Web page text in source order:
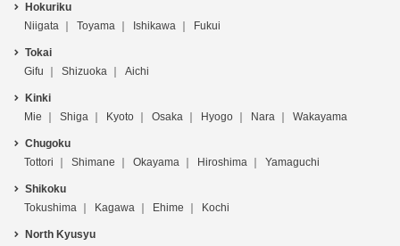
Hokuriku
Niigata
Toyama Ishikawa Fukui
Tokai
Gifu
Shizuoka Aichi
Kinki
Mie
Shiga Kyoto Osaka Hyogo Nara Wakayama
Chugoku
Tottori
Shimane Okayama Hiroshima Yamaguchi
Shikoku
Tokushima
Kagawa Ehime Kochi
North Kyusyu